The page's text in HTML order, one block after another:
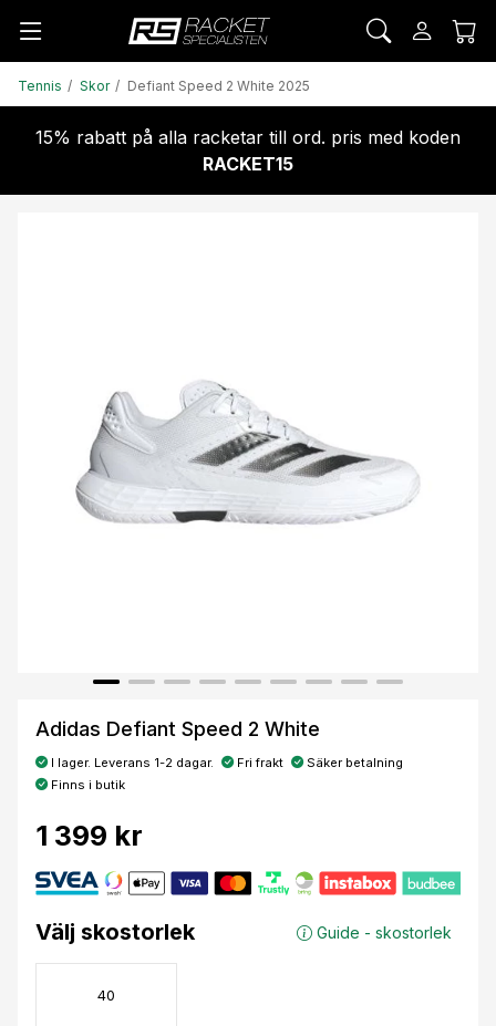
Tennis Skor Defiant Speed 2 White 2025
15% rabatt på alla racketar till ord. pris med koden
RACKET15
Adidas Defiant Speed 2 White
I lager. Leverans 1-2 dagar. Fri frakt
Säker betalning
Finns i butik
1 399 kr
Välj skostorlek Guide - skostorlek
40